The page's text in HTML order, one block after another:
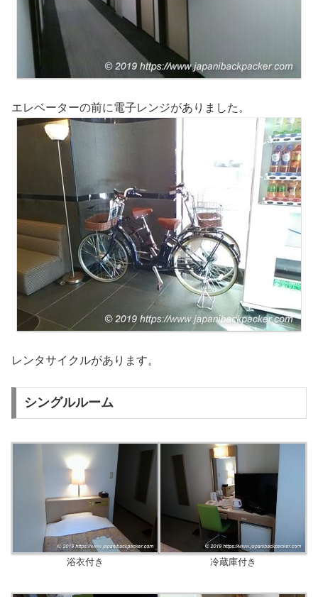
エレベーターの前に電子レンジがありました。
レンタサイクルがあります。
シングルルーム
浴衣付き 冷蔵庫付き